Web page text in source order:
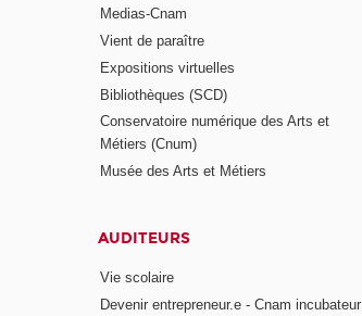
Medias-Cnam
Vient de paraître
Expositions virtuelles
Bibliothèques (SCD)
Conservatoire numérique des Arts et
Métiers (Cnum)
Musée des Arts et Métiers
AUDITEURS
Vie scolaire
Devenir entrepreneur.e - Cnam incubateur